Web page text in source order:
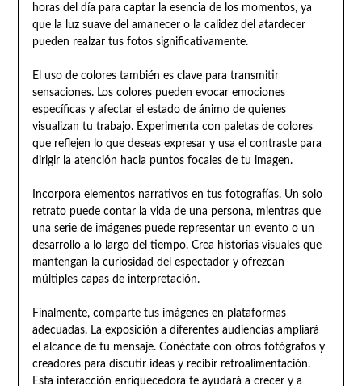
horas del día para captar la esencia de los momentos, ya
que la luz suave del amanecer o la calidez del atardecer
pueden realzar tus fotos significativamente.
El uso de colores también es clave para transmitir
sensaciones. Los colores pueden evocar emociones
específicas y afectar el estado de ánimo de quienes
visualizan tu trabajo. Experimenta con paletas de colores
que reflejen lo que deseas expresar y usa el contraste para
dirigir la atención hacia puntos focales de tu imagen.
Incorpora elementos narrativos en tus fotografías. Un solo
retrato puede contar la vida de una persona, mientras que
una serie de imágenes puede representar un evento o un
desarrollo a lo largo del tiempo. Crea historias visuales que
mantengan la curiosidad del espectador y ofrezcan
múltiples capas de interpretación.
Finalmente, comparte tus imágenes en plataformas
adecuadas. La exposición a diferentes audiencias ampliará
el alcance de tu mensaje. Conéctate con otros fotógrafos y
creadores para discutir ideas y recibir retroalimentación.
Esta interacción enriquecedora te ayudará a crecer y a